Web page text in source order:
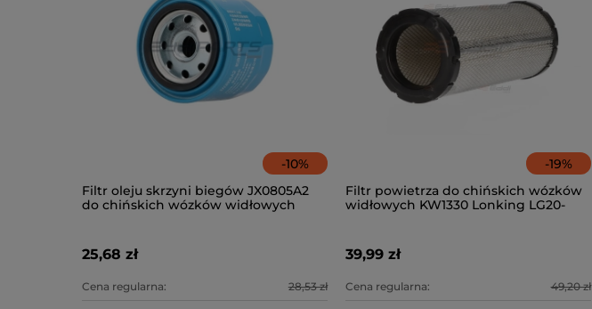
-10%
Filtr oleju skrzyni biegów JX0805A2
do chińskich wózków widłowych
25,68 zł
Cena regularna: 28,53 zł
-19%
Filtr powietrza do chińskich wózków
widłowych KW1330 Lonking LG20-
39,99 zł
Cena regularna: 49,20 zł